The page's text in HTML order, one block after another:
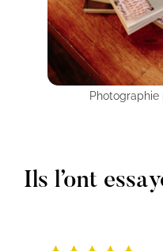
Photographie
Ils l’ont